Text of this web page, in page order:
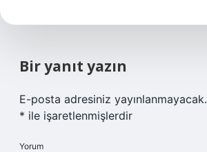
Bir yanıt yazın
E-posta adresiniz yayınlanmayacak.
* ile işaretlenmişlerdir
Yorum